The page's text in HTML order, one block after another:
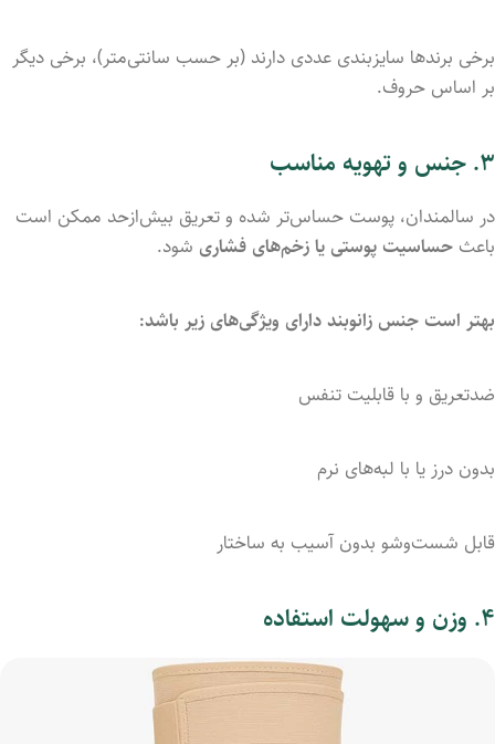
برخی برندها سایزبندی عددی دارند (بر حسب سانتی‌متر)، برخی دیگر
بر اساس حروف.
۳. جنس و تهویه‌ مناسب
در سالمندان، پوست حساس‌تر شده و تعریق بیش‌ازحد ممکن است
باعث حساسیت پوستی یازخم‌های فشاری شود.
بهتر است جنس زانوبنددارای ویژگی‌های زیر باشد:
ضدتعریق و با قابلیت تنفس
بدون درز یا با لبه‌های نرم
قابل شست‌وشو بدون آسیب به ساختار
۴. وزن وسهولت استفاده